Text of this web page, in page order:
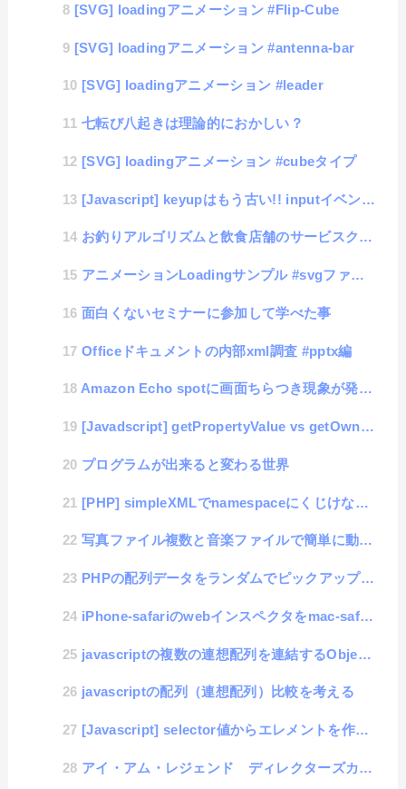
[SVG] loadingアニメーション #Flip-Cube
[SVG] loadingアニメーション #antenna-bar
[SVG] loadingアニメーション #leader
七転び八起きは理論的におかしい？
[SVG] loadingアニメーション #cubeタイプ
[Javascript] keyupはもう古い!! inputイベントを使って、スマホでも安心入力設計
お釣りアルゴリズムと飲食店舗のサービスクオリティについて
アニメーションLoadingサンプル #svgファイル編
面白くないセミナーに参加して学べた事
Officeドキュメントの内部xml調査 #pptx編
Amazon Echo spotに画面ちらつき現象が発生、サポートに連絡してその対応報告
[Javadscript] getPropertyValue vs getOwnPropertyDe...
プログラムが出来ると変わる世界
[PHP] simpleXMLでnamespaceにくじけない方法
写真ファイル複数と音楽ファイルで簡単に動画が作れるライブラリ「Slide-Mov」
PHPの配列データをランダムでピックアップできるarray_rand()関数
iPhone-safariのwebインスペクタをmac-safariで表示できない場合の解消方法
javascriptの複数の連想配列を連結するObject.assign
javascriptの配列（連想配列）比較を考える
[Javascript] selector値からエレメントを作成する処理を自動化するライブラリ「se...
アイ・アム・レジェンド ディレクターズカット版